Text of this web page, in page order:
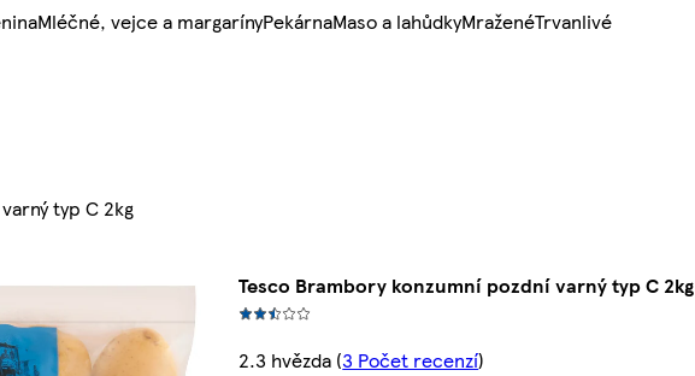
Mléčné, vejce a margarínyPekárnaMaso a lahůdkyMraženéTrvanlivé
typ C 2kg
Tesco Brambory konzumní pozdní varný typ C 2kg
2.3 hvězda (3 Počet recenzí)